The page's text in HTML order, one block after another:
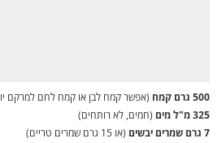
500 גרם קמח
(אפשר קמח לבן או קמח לחם למרקם
325 מ"ל מים
(חמים, לא רותחים)
7 גרם שמרים יבשים
(או 15 גרם שמרים טריים)